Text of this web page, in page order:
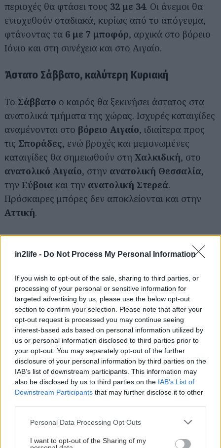
in2life - Do Not Process My Personal Information
If you wish to opt-out of the sale, sharing to third parties, or
processing of your personal or sensitive information for
targeted advertising by us, please use the below opt-out
section to confirm your selection. Please note that after your
opt-out request is processed you may continue seeing
interest-based ads based on personal information utilized by
us or personal information disclosed to third parties prior to
your opt-out. You may separately opt-out of the further
disclosure of your personal information by third parties on the
IAB’s list of downstream participants. This information may
also be disclosed by us to third parties on the IAB’s List of
Downstream Participants that may further disclose it to other
Please note that this website/app uses one or more Google
not limited to your visit or usage behaviour. You may click to
Personal Data Processing Opt Outs
I want to opt-out of the Sharing of my
περιοχές θα φτάσει τους 32 με 34. Οι άνεμοι θα
ενισχυθούν σταδιακά, κυρίως από το απόγευμα,
φτάνοντας τα 6 με 7 μποφόρ, αρχικά στο βόρειο
Ιόνιο και στη συνέχεια και στο Αιγαίο.
Άστατο Σάββατο, καλύτερη Κυριακή
Το Σάββατο ο καιρός θα ξεκινήσει άστατος στα
ανατολικά τμήματα της χώρας. Ισχυρές καταιγίδες
αναμένονται στο βόρειο Αιγαίο, ιδιαίτερα προς
τις Σποράδες, ενώ βροχές και μεμονωμένες
καταιγίδες θα σημειωθούν στη Χαλκιδική, στο
ανατολικό Αιγαίο, στην ανατολική Θεσσαλία,
την Εύβοια και την ανατολική Στερεά.
Πρόσκαιρες μπόρες δεν αποκλείονται και στην
Αττική.
Από το μεσημέρι και μετά, πάντως, ο καιρός θα
αρχίσει να βελτιώνεται σταδιακά, με τα φαινόμενα
θερμοκρασία θα πέσει κι άλλο, φτάνοντας στις
περισσότερες περιοχές τους26 με 30 βαθμούς
Κελσίου, ενώ στα δυτικά θα αγγίξει τους30 με 31
Οι βοριάδες στο Αιγαίο θα παραμείνουν
ενισχυμένοι, στα6 με 7 μποφόρ, με σταδιακή
εξασθένηση μέσα στην ημέρα.
Κυριακή θα είναι σαφώς καλύτερη, με μεγάλα
διαστήματα ηλιοφάνειας και λίγες νεφώσεις στα
ηπειρωτικά ορεινά τις θερμές ώρες της ημέρας.
Τοπικές μπόρες ενδέχεται να σημειωθούν μόνο
Αναζήτηση
για...